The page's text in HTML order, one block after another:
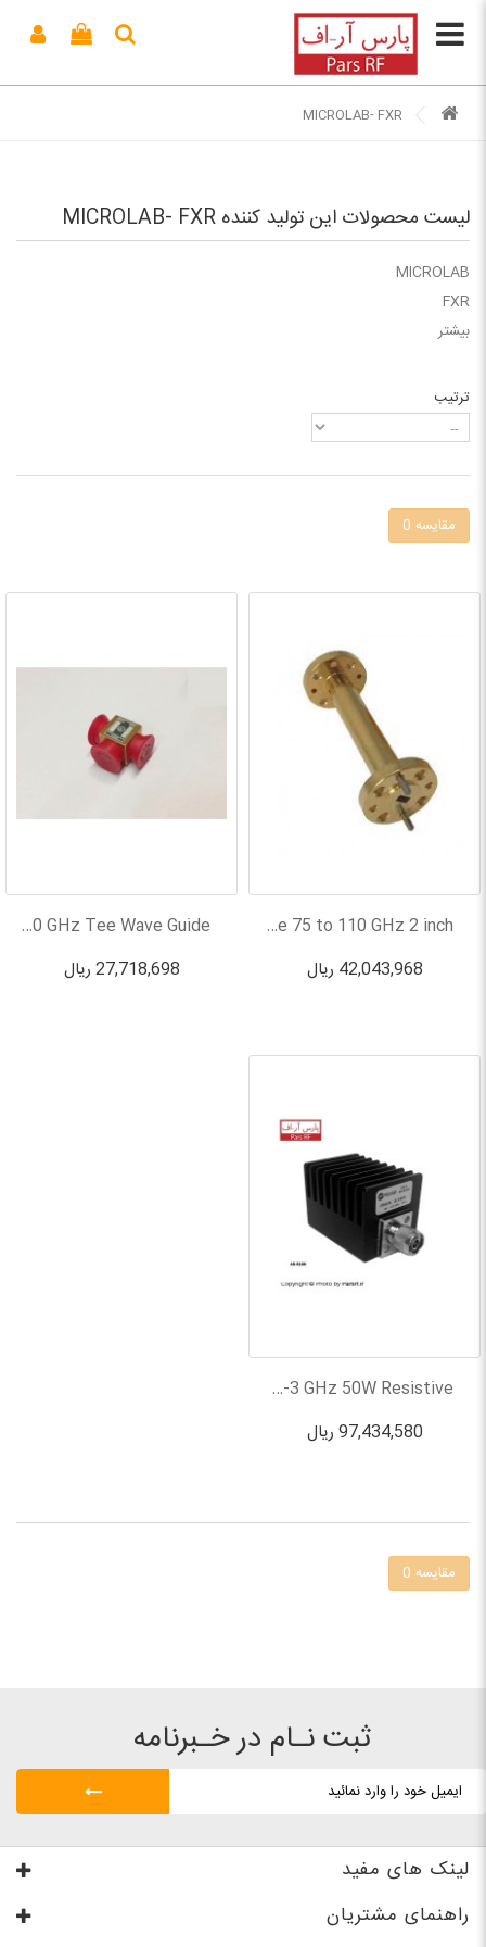
لیست محصولات این تولید کننده MICROLAB- FXR
MICROLAB
FXR
بیشتر
ترتیب
مقایسه 0
Quantum microwave 75 to 110 GHz 2 inch...
42,043,968 ریال
MICROLAB 90 to 140 GHz Tee Wave Guide
27,718,698 ریال
15dB AR-R15N DC-3 GHz 50W Resistive...
97,434,580 ریال
مقایسه 0
ثبت نـام در خـبرنامه
لینک های مفید
راهنمای مشتریان